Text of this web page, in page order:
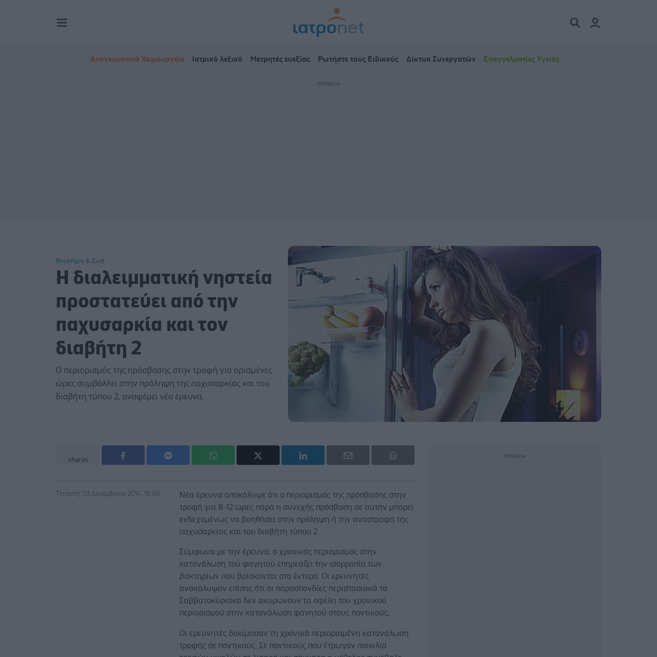
Απογευματινά Χειρουργεία Ιατρικό λεξικό Μετρητές ευεξίας Ρωτήστε τους Ειδικούς Δίκτυο Συνεργατών Επαγγελματίες Υγείας
Επιστήμη & Ζωή
Η διαλειμματική νηστεία
προστατεύει από την
παχυσαρκία και τον
διαβήτη 2
Ο περιορισμός της πρόσβασης στην τροφή για ορισμένες
ώρες συμβάλλει στην πρόληψη της παχυσαρκίας και του
διαβήτη τύπου 2, αναφέρει νέα έρευνα.
shares
Τετάρτη, 03 Δεκεμβρίου 2014, 15:50
Νέα έρευνα αποκάλυψε ότι ο περιορισμός της πρόσβασης στην
τροφή για 8-12 ώρες παρά η συνεχής πρόσβαση σε αυτήν μπορεί
ενδεχομένως να βοηθήσει στην πρόληψη ή την αναστροφή της
παχυσαρκίας και του διαβήτη τύπου 2.
Σύμφωνα με την έρευνα, ο χρονικός περιορισμός στην
κατανάλωση του φαγητού επηρεάζει την ισορροπία των
βακτηρίων που βρίσκονται στο έντερο. Οι ερευνητές
ανακάλυψαν επίσης ότι οι παρασπονδίες περιστασιακά τα
Σαββατοκύριακα δεν ακυρώνουν τα οφέλη του χρονικού
περιορισμού στην κατανάλωση φαγητού στους ποντικούς,
Οι ερευνητές δοκίμασαν τη χρονικά περιορισμένη κατανάλωση
τροφής σε ποντικούς. Σε ποντικούς που έτρωγαν ποικιλία